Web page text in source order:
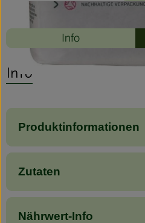
#80312 6,39 € / 800g 7,99 €/ kg
Info
Info
Produktinformationen
Zutaten
Nährwert-Info